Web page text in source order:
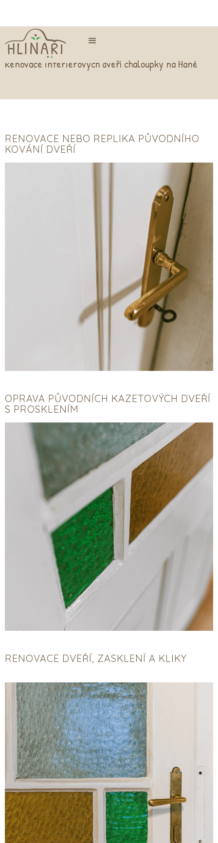
Renovace interiérových dveří chaloupky na Hané
RENOVACE NEBO REPLIKA PŮVODNÍHO
KOVÁNÍ DVEŘÍ
OPRAVA PŮVODNÍCH KAZETOVÝCH DVEŘÍ
S PROSKLENÍM
RENOVACE DVEŘÍ, ZASKLENÍ A KLIKY